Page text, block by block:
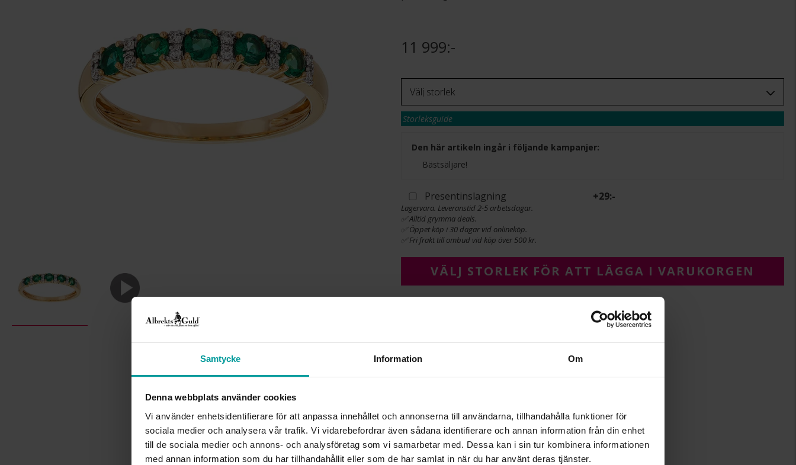
Samtycke Information Om
Denna webbplats använder cookies
Vi använder enhetsidentifierare för att anpassa innehållet och annonserna till användarna, tillhandahålla funktioner för
sociala medier och analysera vår trafik. Vi vidarebefordrar även sådana identifierare och annan information från din enhet
till de sociala medier och annons- och analysföretag som vi samarbetar med. Dessa kan i sin tur kombinera informationen
med annan information som du har tillhandahållit eller som de har samlat in när du har använt deras tjänster.
11 999:-
Storleksguide
Den här artikeln ingår i följande kampanjer:
Bästsäljare!
Presentinslagning +29:-
Lagervara. Leveranstid 2-5 arbetsdagar.
✅ Alltid grymma deals.
✅ Öppet köp i 30 dagar vid onlineköp.
✅ Fri frakt till ombud vid köp över 500 kr.
VÄLJ STORLEK FÖR ATT LÄGGA I VARUKORGEN
HÖJD CA (MM)
VARUMÄRKE
Albrekts Guld
STEN/PÄRLA
Diamant,Smaragd
ANTAL DIAMANTER
12
DIAMANTSLIPNING
Rund
DIAMANTFÄRG
Wesselton (H)